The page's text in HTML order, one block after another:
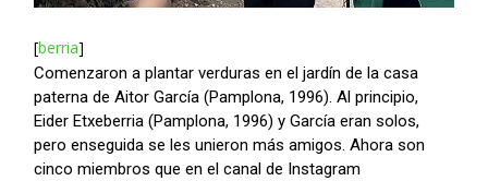
[berria]
Comenzaron a plantar verduras en el jardín de la casa
paterna de Aitor García (Pamplona, 1996). Al principio,
Eider Etxeberria (Pamplona, 1996) y García eran solos,
pero enseguida se les unieron más amigos. Ahora son
cinco miembros que en el canal de Instagram